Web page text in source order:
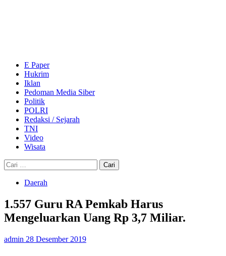
E Paper
Hukrim
Iklan
Pedoman Media Siber
Politik
POLRI
Redaksi / Sejarah
TNI
Video
Wisata
Cari
untuk:
Daerah
1.557 Guru RA Pemkab Harus
Mengeluarkan Uang Rp 3,7 Miliar.
admin 28 Desember 2019